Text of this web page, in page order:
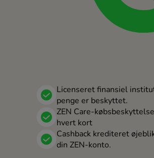
Portugal (Português)
Україна (Українська)
Türkiye (Türkçe)
Singapore (English)
United Kingdom (English)
Licenseret finansiel
penge er beskyttet.
ZEN Care-
hvert kort
Cashback krediteret
din ZEN-konto.